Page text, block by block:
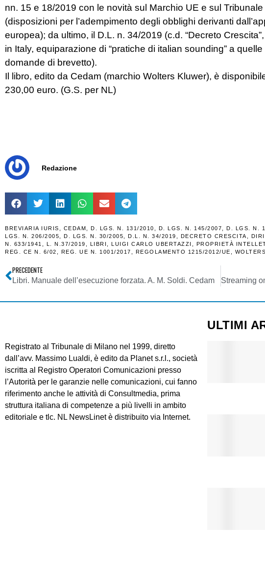
nn. 15 e 18/2019 con le novità sul Marchio UE e sul
(disposizioni per l’adempimento degli obblighi derivanti
europea); da ultimo, il D.L. n. 34/2019 (c.d. “Decreto
in Italy, equiparazione di “pratiche di italian sounding” a
domande di brevetto).
Il libro, edito da Cedam (marchio Wolters Kluwer), è
230,00 euro. (G.S. per NL)
Redazione
BREVIARIA IURIS CEDAM D. LGS. N. 131/2010 D. LGS. N. 145/2007 D. LGS. N.
LGS. N. 206/2005
D. LGS. N. 30/2005 D.L. N. 34/2019 DECRETO CRESCITA
N. 633/1941
L. N.37/2019 LIBRI LUIGI CARLO UBERTAZZI PROPRIETÀ
REG. CE N. 6/02
REG. UE N. 1001/2017 REGOLAMENTO 1215/2012/UE
PRECEDENTE
Libri. Manuale dell’esecuzione forzata. A. M. Soldi. Cedam
Registrato al Tribunale di Milano nel 1999, diretto
dall’avv. Massimo Lualdi, è edito da Planet s.r.l., società
iscritta al Registro Operatori Comunicazioni presso
l’Autorità per le garanzie nelle comunicazioni, cui fanno
riferimento anche le attività di Consultmedia, prima
struttura italiana di competenze a più livelli in ambito
editoriale e tlc. NL NewsLinet è distribuito via Internet.
ULTIMI